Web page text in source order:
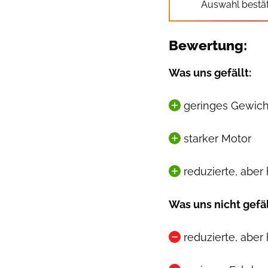
Auswahl
Bewertung:
Was uns gefällt:
geringes
starker Motor
reduzierte,
Was uns nicht
reduzierte,